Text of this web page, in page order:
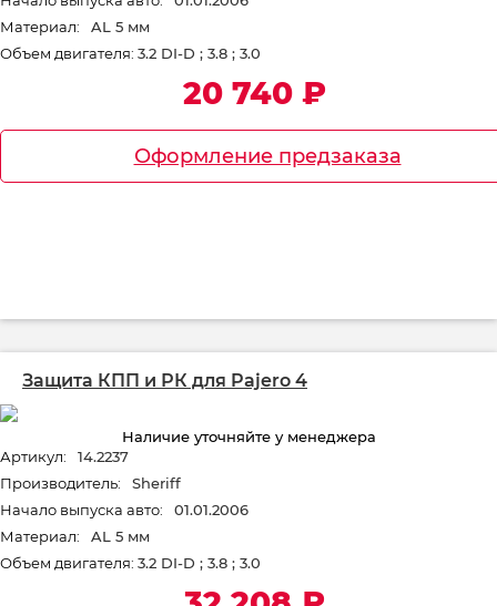
Материал:
AL 5 мм
Объем двигателя: 3.2 DI-D ; 3.8 ; 3.0
20 740 ₽
Оформление предзаказа
Защита КПП и РК для Pajero 4
Наличие уточняйте у менеджера
Артикул:
14.2237
Производитель:
Sheriff
Начало выпуска авто:
01.01.2006
Материал:
AL 5 мм
Объем двигателя: 3.2 DI-D ; 3.8 ; 3.0